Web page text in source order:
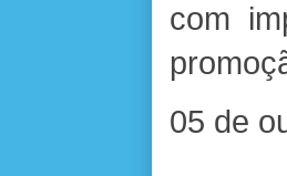
com
05 de